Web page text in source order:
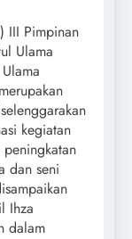
III Pimpinan
Ulama
kegiatan
dan seni
Ihza
dalam